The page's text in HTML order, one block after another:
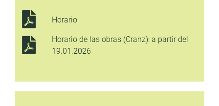
Horario
Horario de las obras (Cranz): a partir del
19.01.2026